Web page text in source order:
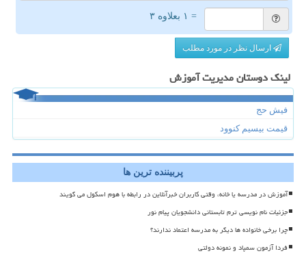
= ۱ بعلاوه ۳
ارسال نظر در مورد مطلب
لینک دوستان مدیریت آموزش
فیش حج
قیمت بیسیم کنوود
پربیننده ترین ها
آموزش در مدرسه یا خانه، وقتی کاربران خبرآنلاین در رابطه با هوم اسکول می گویند
جزئیات نام نویسی ترم تابستانی دانشجویان پیام نور
چرا برخی خانواده ها دیگر به مدرسه اعتماد ندارند؟
فردا آزمون سمپاد و نمونه دولتی